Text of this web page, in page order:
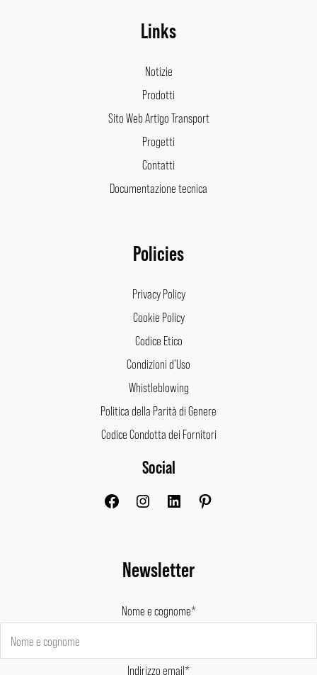
Links
Notizie
Prodotti
Sito Web Artigo Transport
Progetti
Contatti
Documentazione tecnica
Policies
Privacy Policy
Cookie Policy
Codice Etico
Condizioni d’Uso
Whistleblowing
Politica della Parità di Genere
Codice Condotta dei Fornitori
Social
FacebookInstagram
Newsletter
Nome e cognome*
Indirizzo email*